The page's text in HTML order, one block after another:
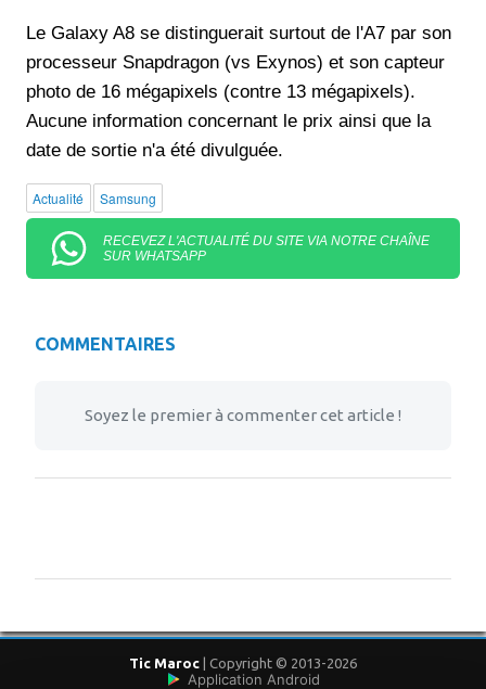
Le Galaxy A8 se distinguerait surtout de l'A7 par son
processeur Snapdragon (vs Exynos) et son capteur
photo de 16 mégapixels (contre 13 mégapixels).
Aucune information concernant le prix ainsi que la
date de sortie n'a été divulguée.
Actualité Samsung
RECEVEZ L'ACTUALITÉ DU SITE VIA NOTRE CHAÎNE
SUR WHATSAPP
COMMENTAIRES
Soyez le premier à commenter cet article !
Tic Maroc | Copyright © 2013-2026
Application Android